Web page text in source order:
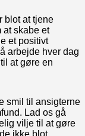
blot at tjene
at skabe et
et positivt
arbejde hver dag
at gøre en
smil til ansigterne
Lad os gå
vilje til at gøre
ikke blot